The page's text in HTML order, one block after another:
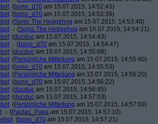
(bono_d70 am 15.07.2015, 14:52:43)
(bono_d70 am 15.07.2015, 14:53:39)
(Sonic The Hedgehog am 15.07.2015, 14:53:40)
(Sonic The Hedgehog am 15.07.2015, 14:54:21)
(ducduc am 15.07.2015, 14:54:43)
(bono_d70 am 15.07.2015, 14:54:47)
(ducduc am 15.07.2015, 14:55:08)
(Persönliche Mitteilung am 15.07.2015, 14:55:40)
(bono_d70 am 15.07.2015, 14:55:53)
(Persönliche Mitteilung am 15.07.2015, 14:56:20)
(bono_d70 am 15.07.2015, 14:56:22)
(ducduc am 15.07.2015, 14:56:45)
(ducduc am 15.07.2015, 14:57:03)
(Persönliche Mitteilung am 15.07.2015, 14:57:03)
(Paulas_Papa am 15.07.2015, 14:57:10)
(bono_d70 am 15.07.2015, 14:57:21)